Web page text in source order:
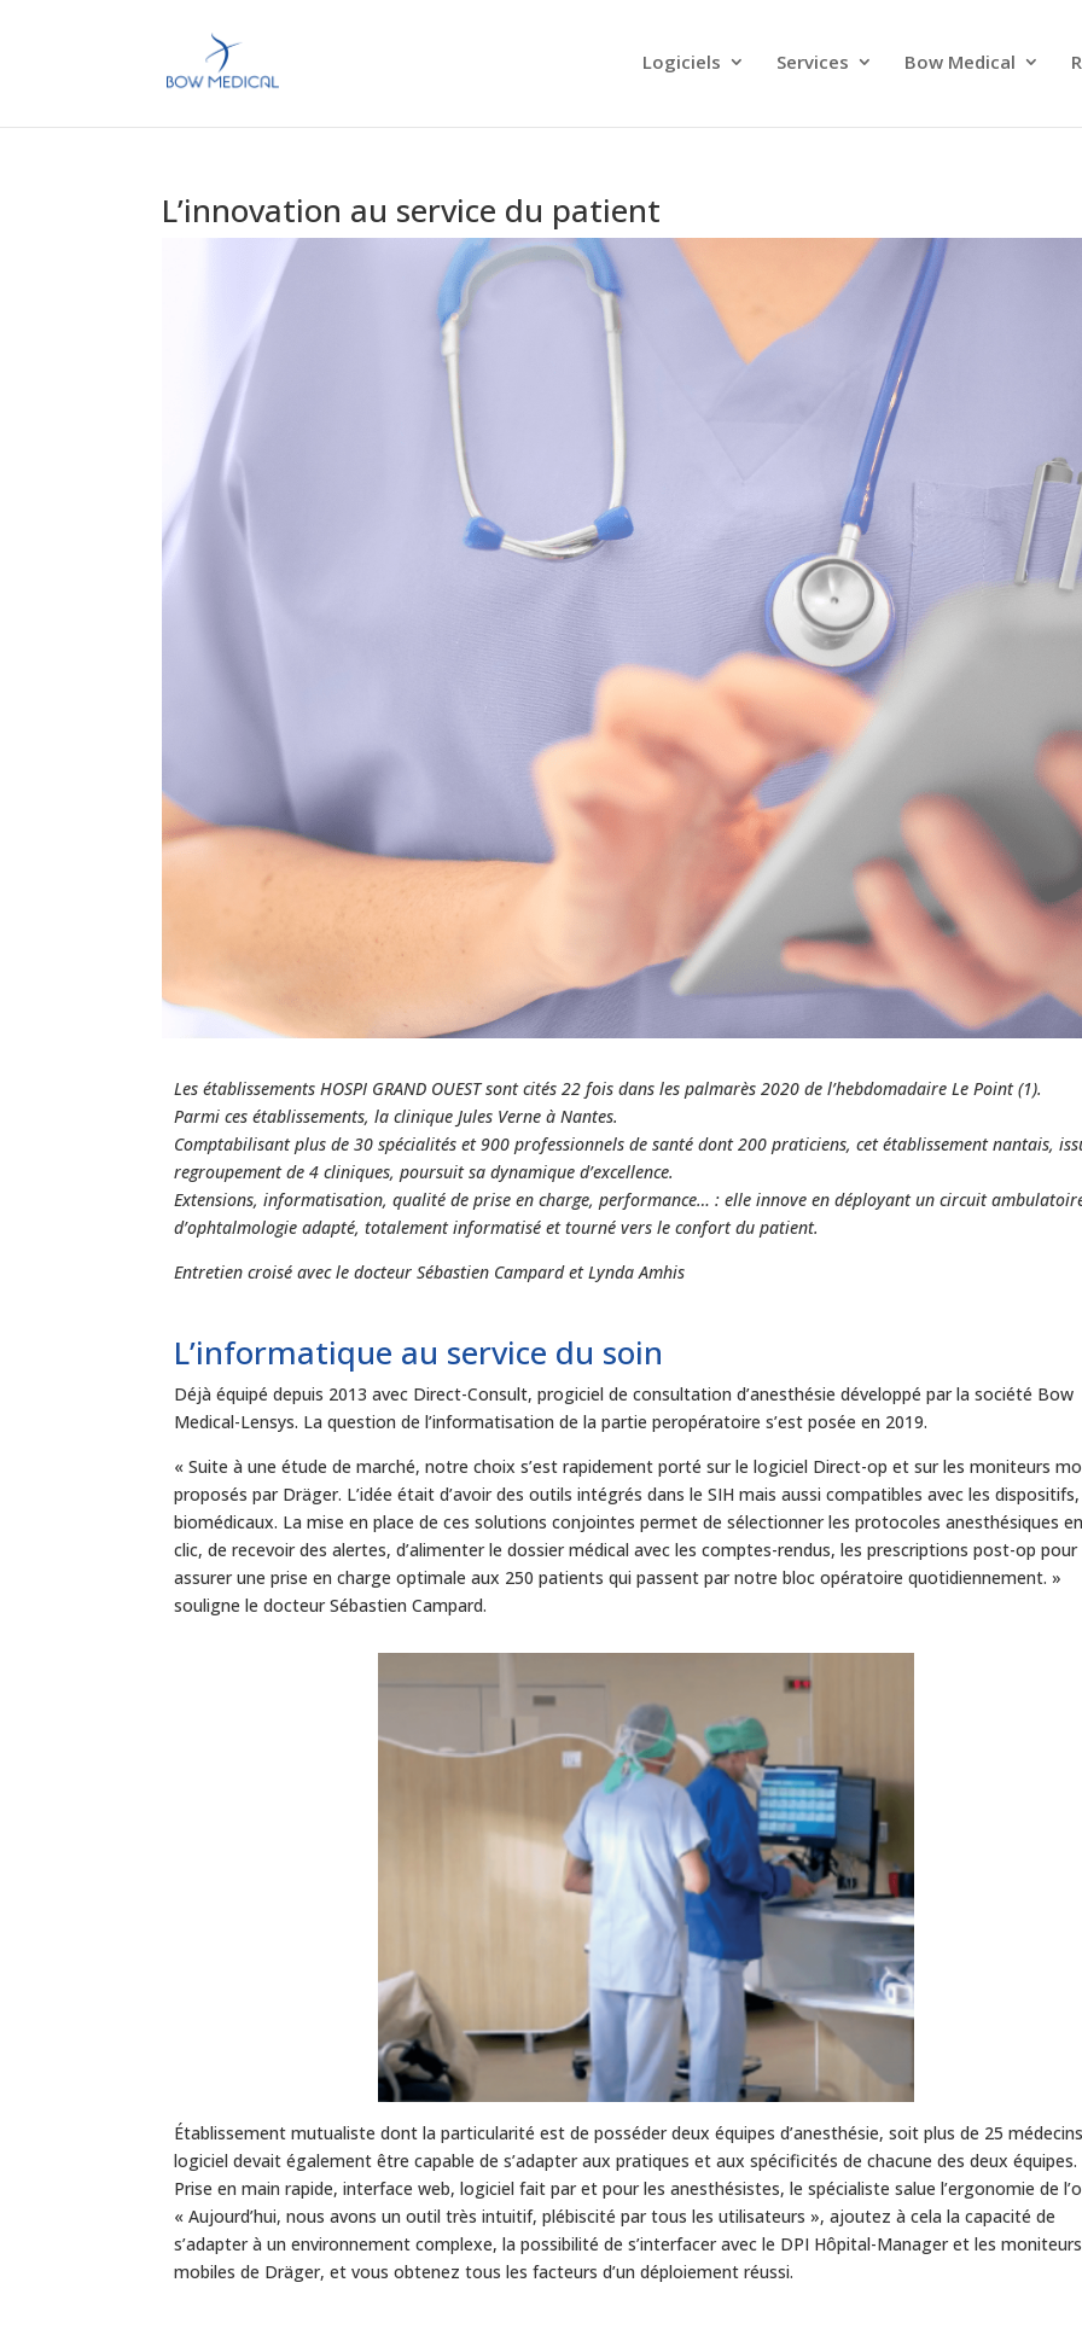
Logiciels Services Bow Medical
L’innovation au service du patient
Les établissements HOSPI GRAND OUEST sont cités 22 fois dans les palmarès 2020 de l’hebdomadaire Le Point (1).
Parmi ces établissements, la clinique Jules Verne à Nantes.
Comptabilisant plus de 30 spécialités et 900 professionnels de santé dont 200 praticiens, cet établissement nantais,
regroupement de 4 cliniques, poursuit sa dynamique d’excellence.
Extensions, informatisation, qualité de prise en charge, performance… : elle innove en déployant un circuit
d’ophtalmologie adapté, totalement informatisé et tourné vers le confort du patient.
Entretien croisé avec le docteur Sébastien Campard et Lynda Amhis
L’informatique au service du soin
Déjà équipé depuis 2013 avec Direct-Consult, progiciel de consultation d’anesthésie développé par la société Bow
Medical-Lensys. La question de l’informatisation de la partie peropératoire s’est posée en 2019.
« Suite à une étude de marché, notre choix s’est rapidement porté sur le logiciel Direct-op et sur les moniteurs
proposés par Dräger. L’idée était d’avoir des outils intégrés dans le SIH mais aussi compatibles avec les dispositifs,
biomédicaux. La mise en place de ces solutions conjointes permet de sélectionner les protocoles anesthésiques
clic, de recevoir des alertes, d’alimenter le dossier médical avec les comptes-rendus, les prescriptions post-op pour
assurer une prise en charge optimale aux 250 patients qui passent par notre bloc opératoire quotidiennement. »
souligne le docteur Sébastien Campard.
Établissement mutualiste dont la particularité est de posséder deux équipes d’anesthésie, soit plus de 25
logiciel devait également être capable de s’adapter aux pratiques et aux spécificités de chacune des deux équipes.
Prise en main rapide, interface web, logiciel fait par et pour les anesthésistes, le spécialiste salue l’ergonomie de
« Aujourd’hui, nous avons un outil très intuitif, plébiscité par tous les utilisateurs », ajoutez à cela la capacité de
s’adapter à un environnement complexe, la possibilité de s’interfacer avec le DPI Hôpital-Manager et les moniteurs
mobiles de Dräger, et vous obtenez tous les facteurs d’un déploiement réussi.